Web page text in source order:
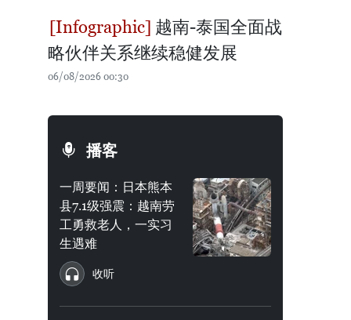
越南-泰国全面战
略伙伴关系继续稳健发展
06/08/2026 00:30
播客
一周要闻：日本熊本
县7.1级强震：越南劳
工勇救老人，一实习
生遇难
收听